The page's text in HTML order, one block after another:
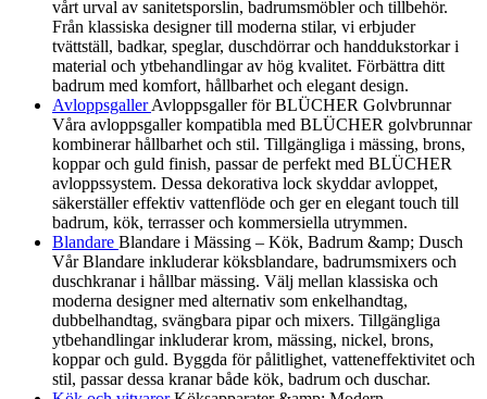
vårt urval av sanitetsporslin, badrumsmöbler och tillbehör.
Från klassiska designer till moderna stilar, vi erbjuder
tvättställ, badkar, speglar, duschdörrar och handdukstorkar i
material och ytbehandlingar av hög kvalitet. Förbättra ditt
badrum med komfort, hållbarhet och elegant design.
AvloppsgallerAvloppsgaller för BLÜCHER Golvbrunnar
Våra avloppsgaller kompatibla med BLÜCHER golvbrunnar
kombinerar hållbarhet och stil. Tillgängliga i mässing, brons,
koppar och guld finish, passar de perfekt med BLÜCHER
avloppssystem. Dessa dekorativa lock skyddar avloppet,
säkerställer effektiv vattenflöde och ger en elegant touch till
badrum, kök, terrasser och kommersiella utrymmen.
Blandare Blandare i Mässing – Kök, Badrum &amp; Dusch
Vår Blandare inkluderar köksblandare, badrumsmixers och
duschkranar i hållbar mässing. Välj mellan klassiska och
moderna designer med alternativ som enkelhandtag,
dubbelhandtag, svängbara pipar och mixers. Tillgängliga
ytbehandlingar inkluderar krom, mässing, nickel, brons,
koppar och guld. Byggda för pålitlighet, vatteneffektivitet och
stil, passar dessa kranar både kök, badrum och duschar.